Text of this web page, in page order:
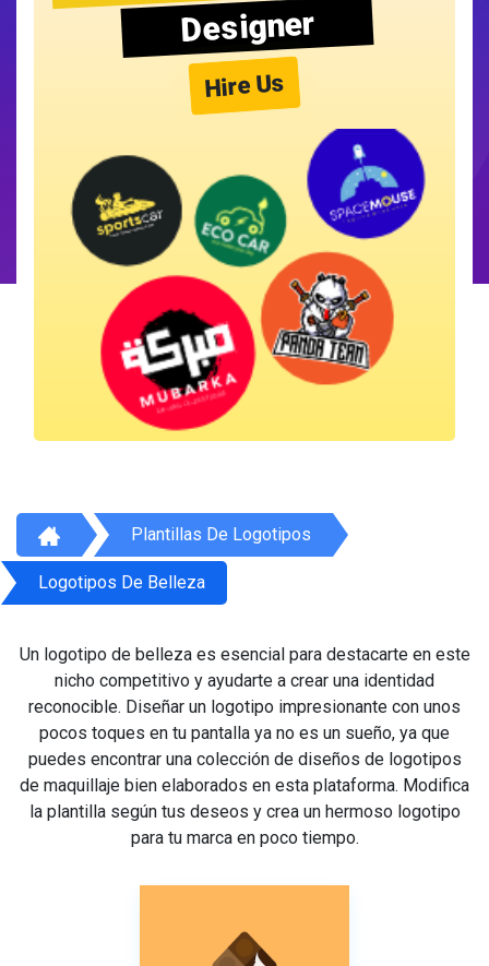
Designer
Hire Us
Plantillas De Logotipos
Logotipos De Belleza
Un logotipo de belleza es esencial para destacarte en este
nicho competitivo y ayudarte a crear una identidad
reconocible. Diseñar un logotipo impresionante con unos
pocos toques en tu pantalla ya no es un sueño, ya que
puedes encontrar una colección de diseños de logotipos
de maquillaje bien elaborados en esta plataforma. Modifica
la plantilla según tus deseos y crea un hermoso logotipo
para tu marca en poco tiempo.